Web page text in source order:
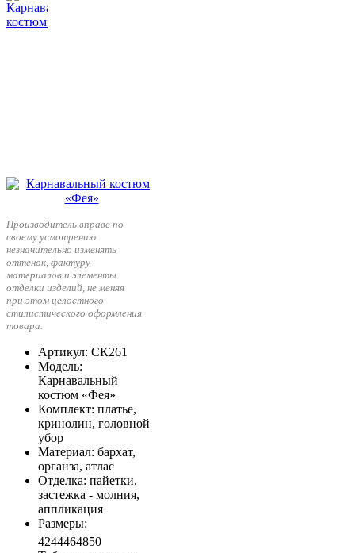
Производитель вправе по
своему усмотрению
незначительно изменять
оттенок, фактуру
материалов и элементы
отделки изделий, не меняя
при этом целостного
стилистического оформления
товара.
Артикул: СК261
Модель:
Карнавальный
костюм «Фея»
Комплект: платье,
кринолин, головной
убор
Материал: бархат,
органза, атлас
Отделка: пайетки,
застежка - молния,
аппликация
Размеры:
4244464850